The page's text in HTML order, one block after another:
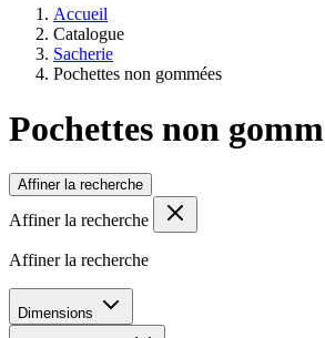
Accueil
Catalogue
Sacherie
Pochettes non gommées
Pochettes non
Affiner la recherche
Affiner la recherche
Affiner la recherche
Dimensions